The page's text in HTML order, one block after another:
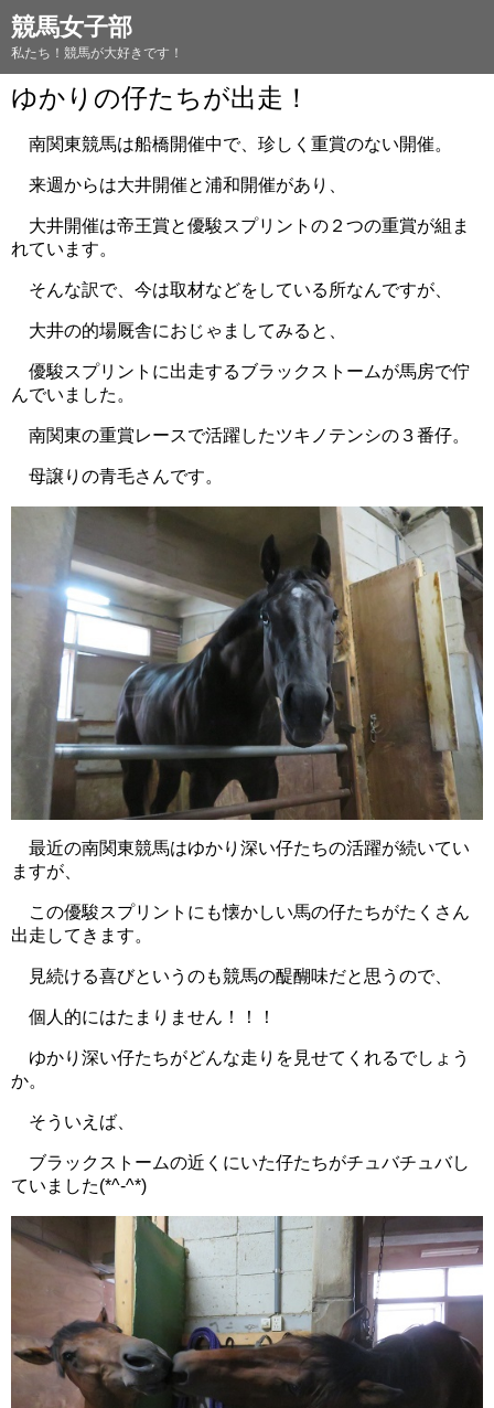
競馬女子部
私たち！競馬が大好きです！
ゆかりの仔たちが出走！
南関東競馬は船橋開催中で、珍しく重賞のない開催。
来週からは大井開催と浦和開催があり、
大井開催は帝王賞と優駿スプリントの２つの重賞が組ま
れています。
そんな訳で、今は取材などをしている所なんですが、
大井の的場厩舎におじゃましてみると、
優駿スプリントに出走するブラックストームが馬房で佇
んでいました。
南関東の重賞レースで活躍したツキノテンシの３番仔。
母譲りの青毛さんです。
最近の南関東競馬はゆかり深い仔たちの活躍が続いてい
ますが、
この優駿スプリントにも懐かしい馬の仔たちがたくさん
出走してきます。
見続ける喜びというのも競馬の醍醐味だと思うので、
個人的にはたまりません！！！
ゆかり深い仔たちがどんな走りを見せてくれるでしょう
か。
そういえば、
ブラックストームの近くにいた仔たちがチュバチュバし
ていました(*^-^*)